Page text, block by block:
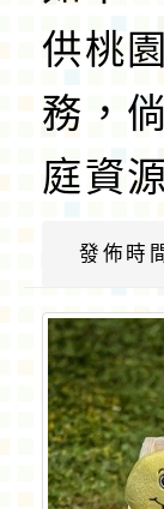
供桃
務，
庭資
發佈時